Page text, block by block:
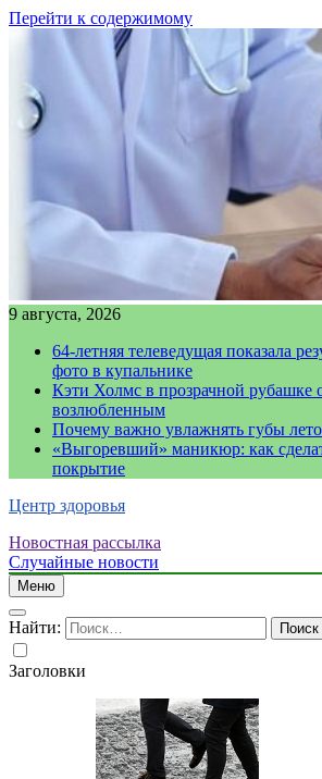
Перейти к содержимому
9 августа, 2026
64-летняя телеведущая показала
фото в купальнике
Кэти Холмс в прозрачной рубашке
возлюбленным
Почему важно увлажнять губы
«Выгоревший» маникюр: как
покрытие
Центр здоровья
Новостная рассылка
Случайные новости
Меню
Найти:
Заголовки